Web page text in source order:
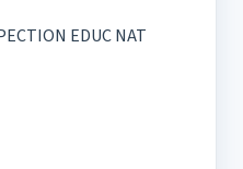
EDUC NAT